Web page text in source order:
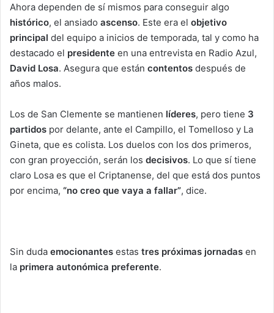
Ahora dependen de sí mismos para conseguir algo
histórico, el ansiado ascenso. Este era el objetivo
principal del equipo a inicios de temporada, tal y como ha
destacado el presidente en una entrevista en Radio Azul,
David Losa. Asegura que están contentos después de
años malos.
Los de San Clemente se mantienen líderes, pero tiene 3
partidos por delante, ante el Campillo, el Tomelloso y La
Gineta, que es colista. Los duelos con los dos primeros,
con gran proyección, serán los decisivos. Lo que sí tiene
claro Losa es que el Criptanense, del que está dos puntos
por encima, “no creo que vaya a fallar”, dice.
Sin duda emocionantes estas tres próximas jornadas en
la primera autonómica preferente.